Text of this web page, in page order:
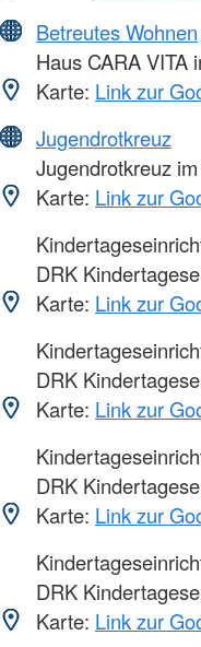
Betreutes Wohnen
Haus CARA VITA
Karte: Link zur
Jugendrotkreuz
Jugendrotkreuz
Karte: Link zur
DRK
Karte: Link zur
DRK
Karte: Link zur
DRK
Karte: Link zur
DRK
Karte: Link zur